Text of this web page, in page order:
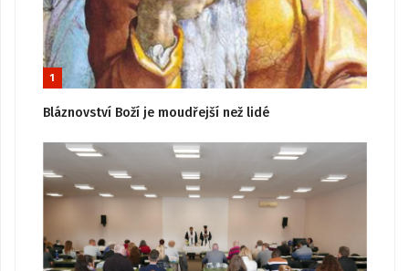
1
Bláznovství Boží je moudřejší než lidé